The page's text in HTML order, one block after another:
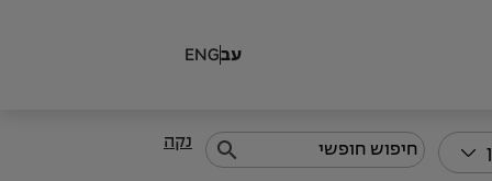
עבENG
נקה